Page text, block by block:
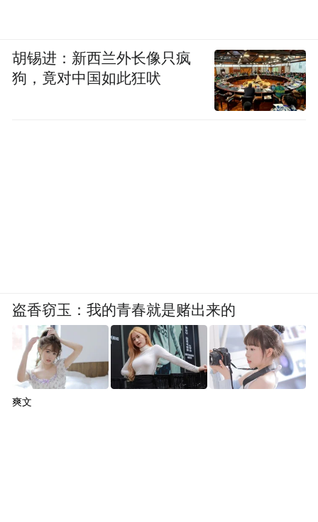
胡锡进：新西兰外长像只疯
狗，竟对中国如此狂吠
盗香窃玉：我的青春就是赌出来的
爽文